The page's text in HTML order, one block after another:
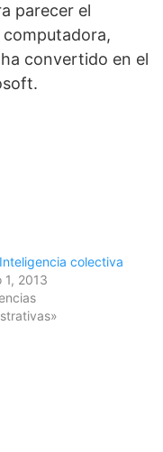
parecer el
convertido en el
colectiva
1, 2013